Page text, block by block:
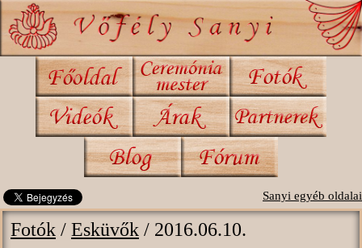
Sanyi egyéb oldalai
Fotók / Esküvők / 2016.06.10.